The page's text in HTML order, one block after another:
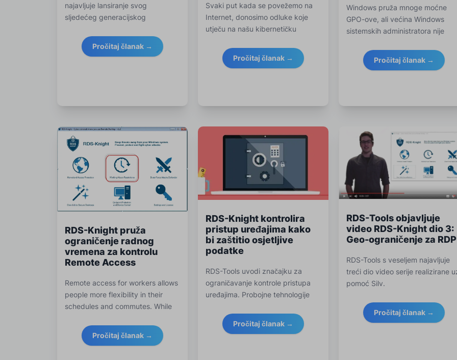
najavljuje lansiranje svog
sljedećeg generacijskog
Pročitaj članak →
Svaki put kada se povežemo na
Internet, donosimo odluke koje
utječu na našu kibernetičku
Pročitaj članak →
Windows pruža mnoge moćne
GPO-ove, ali većina Windows
sistemskih administratora nije
Pročitaj članak →
RDS-Knight pruža
ograničenje radnog
vremena za kontrolu
Remote Access
Remote access for workers allows
people more flexibility in their
schedules and commutes. While
Pročitaj članak →
RDS-Knight kontrolira
pristup uređajima kako
bi zaštitio osjetljive
podatke
RDS-Tools uvodi značajku za
ograničavanje kontrole pristupa
uređajima. Probojne tehnologije
Pročitaj članak →
RDS-Tools objavljuje
video RDS-Knight dio 3:
Geo-ograničenje za RDP
RDS-Tools s veseljem najavljuje
treći dio video serije realizirane
pomoć Silv.
Pročitaj članak →